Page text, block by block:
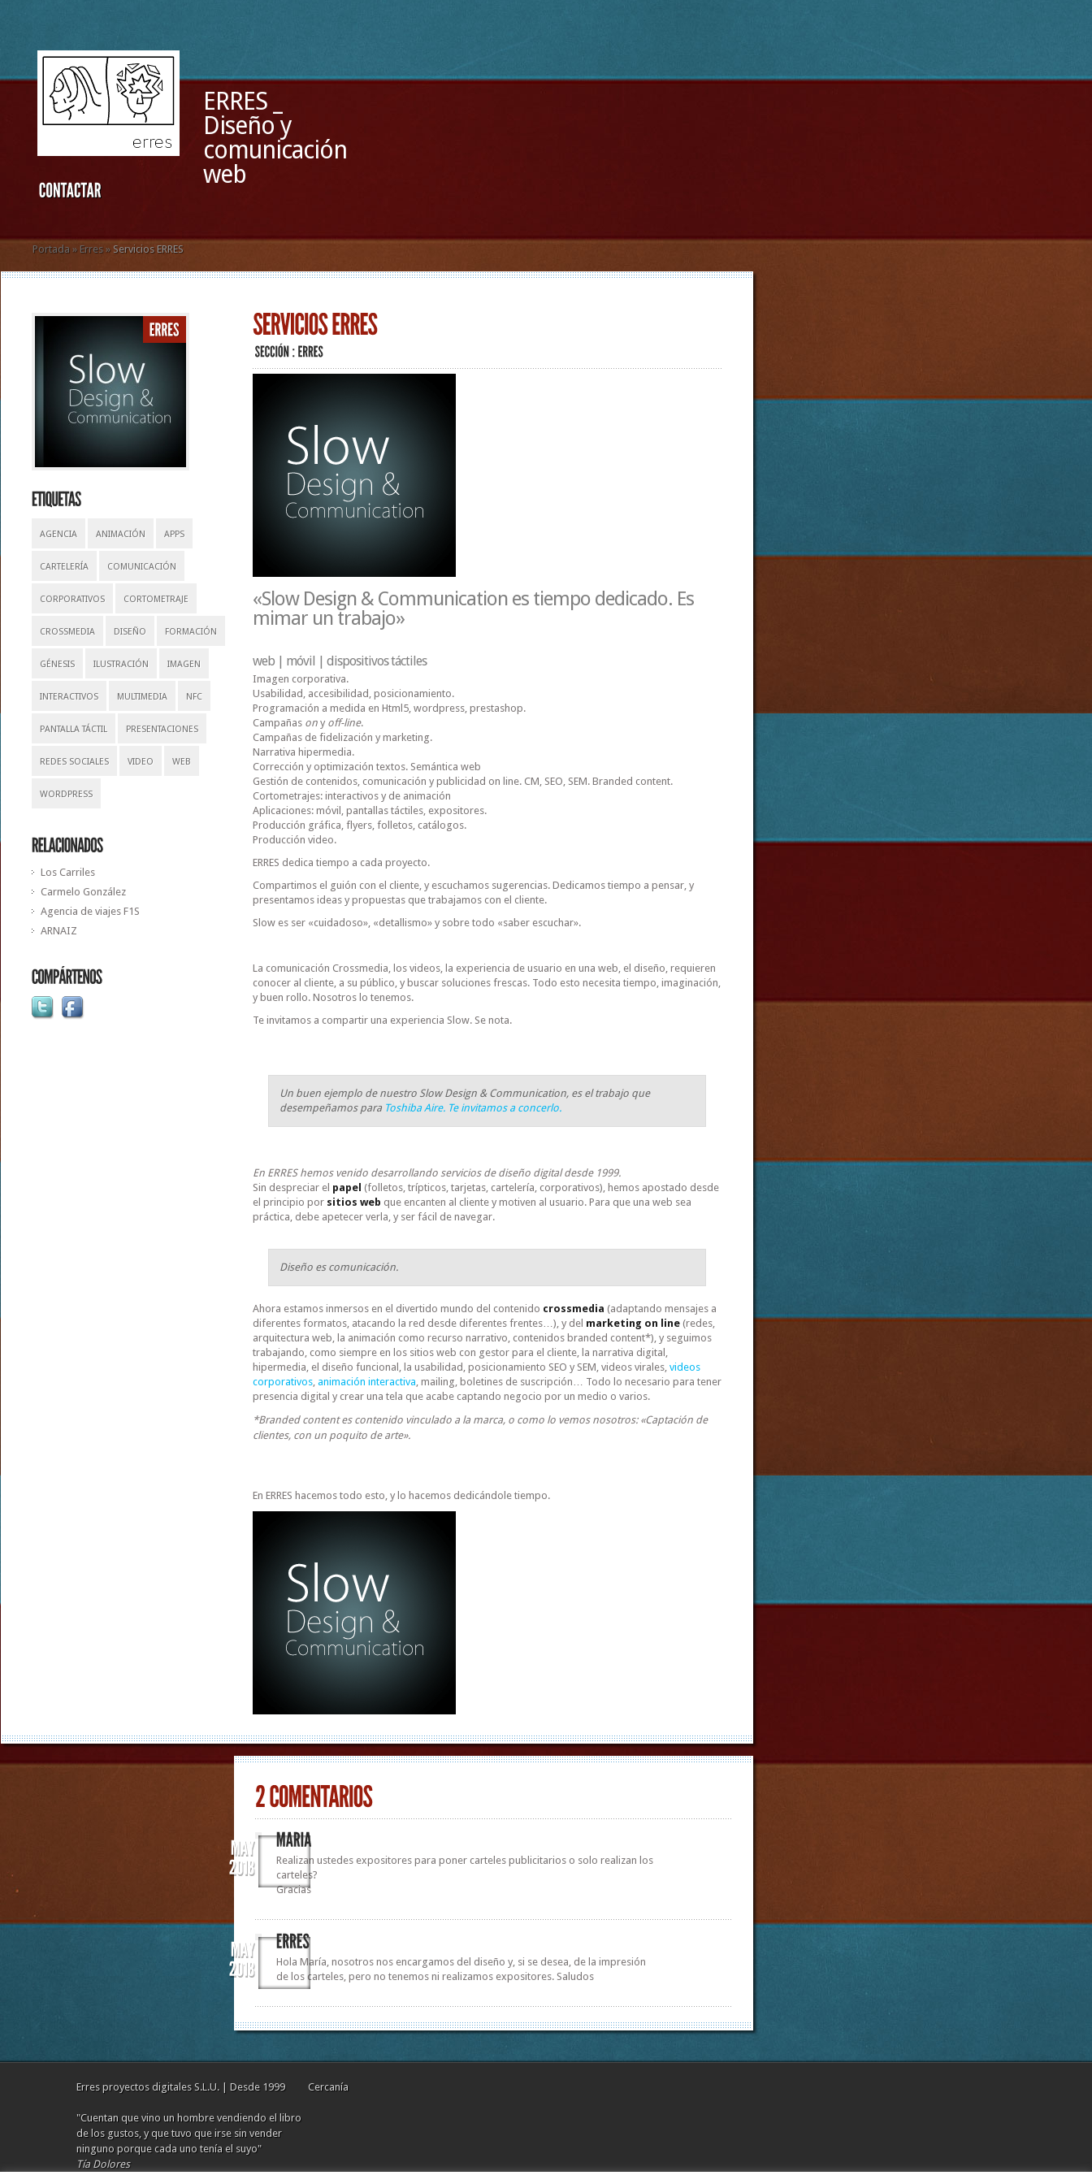
ERRES _
Diseño y
comunicación
web
Portada » Erres » Servicios ERRES
AGENCIA ANIMACIÓN APPS
CARTELERÍA COMUNICACIÓN
CORPORATIVOS CORTOMETRAJE
CROSSMEDIA DISEÑO FORMACIÓN
GÉNESIS ILUSTRACIÓN IMAGEN
INTERACTIVOS MULTIMEDIA NFC
PANTALLA TÁCTIL PRESENTACIONES
REDES SOCIALES VIDEO WEB
WORDPRESS
Los Carriles
Carmelo González
Agencia de viajes F1S
ARNAIZ
«Slow Design & Communication es tiempo dedicado. Es
mimar un trabajo»
web | móvil | dispositivos táctiles
Imagen corporativa.
Usabilidad, accesibilidad, posicionamiento.
Programación a medida en Html5, wordpress, prestashop.
Campañas ony off-line.
Campañas de fidelización y marketing.
Narrativa hipermedia.
Corrección y optimización textos. Semántica web
Gestión de contenidos, comunicación y publicidad on line. CM, SEO, SEM. Branded content.
Cortometrajes: interactivos y de animación
Aplicaciones: móvil, pantallas táctiles, expositores.
Producción gráfica, flyers, folletos, catálogos.
Producción video.
ERRES dedica tiempo a cada proyecto.
Compartimos el guión con el cliente, y escuchamos sugerencias. Dedicamos tiempo a pensar, y
presentamos ideas y propuestas que trabajamos con el cliente.
Slow es ser «cuidadoso», «detallismo» y sobre todo «saber escuchar».
La comunicación Crossmedia, los videos, la experiencia de usuario en una web, el diseño, requieren
conocer al cliente, a su público, y buscar soluciones frescas. Todo esto necesita tiempo, imaginación,
y buen rollo. Nosotros lo tenemos.
Te invitamos a compartir una experiencia Slow. Se nota.
Un buen ejemplo de nuestro Slow Design & Communication, es el trabajo que
desempeñamos para Toshiba Aire. Te invitamos a concerlo.
En ERRES hemos venido desarrollando servicios de diseño digital desde 1999.
Sin despreciar el papel (folletos, trípticos, tarjetas, cartelería, corporativos), hemos apostado desde
el principio por sitios web que encanten al cliente y motiven al usuario. Para que una web sea
práctica, debe apetecer verla, y ser fácil de navegar.
Diseño es comunicación.
Ahora estamos inmersos en el divertido mundo del contenido crossmedia (adaptando mensajes a
diferentes formatos, atacando la red desde diferentes frentes…), y del marketing on line(redes,
arquitectura web, la animación como recurso narrativo, contenidos branded content*), y seguimos
trabajando, como siempre en los sitios web con gestor para el cliente, la narrativa digital,
hipermedia, el diseño funcional, la usabilidad, posicionamiento SEO y SEM, videos virales, videos
corporativos, animación interactiva, mailing, boletines de suscripción… Todo lo necesario para tener
presencia digital y crear una tela que acabe captando negocio por un medio o varios.
*Branded content es contenido vinculado a la marca, o como lo vemos nosotros: «Captación de
clientes, con un poquito de arte».
En ERRES hacemos todo esto, y lo hacemos dedicándole tiempo.
Realizan ustedes expositores para poner carteles publicitarios o solo realizan los
carteles?
Gracias
Hola María, nosotros nos encargamos del diseño y, si se desea, de la impresión
de los carteles, pero no tenemos ni realizamos expositores. Saludos
Erres proyectos digitales S.L.U. | Desde 1999
"Cuentan que vino un hombre vendiendo el libro
de los gustos, y que tuvo que irse sin vender
ninguno porque cada uno tenía el suyo"
Tía Dolores
Cercanía